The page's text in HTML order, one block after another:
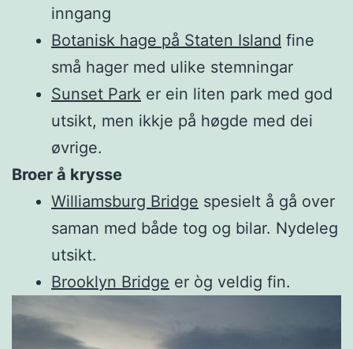
inngang
Botanisk hage på Staten Island fine
små hager med ulike stemningar
Sunset Park er ein liten park med god
utsikt, men ikkje på høgde med dei
øvrige.
Broer å krysse
Williamsburg Bridge spesielt å gå over
saman med både tog og bilar. Nydeleg
utsikt.
Brooklyn Bridge er òg veldig fin.